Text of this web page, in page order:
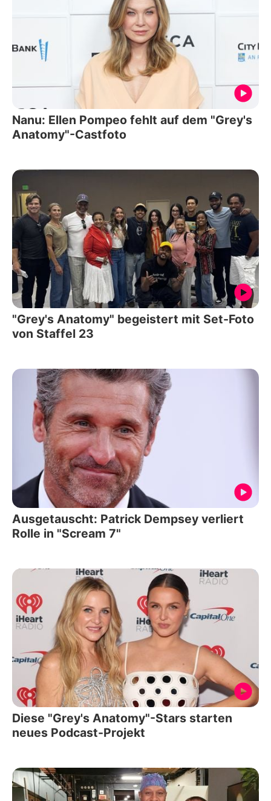
Nanu: Ellen Pompeo fehlt auf dem "Grey's
Anatomy"-Castfoto
"Grey's Anatomy" begeistert mit Set-Foto
von Staffel 23
Ausgetauscht: Patrick Dempsey verliert
Rolle in "Scream 7"
Diese "Grey's Anatomy"-Stars starten
neues Podcast-Projekt